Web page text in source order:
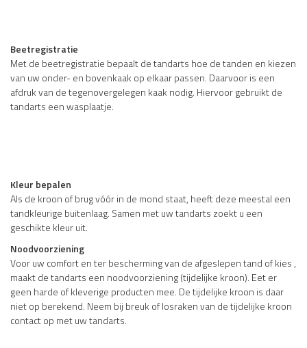
Beetregistratie
Met de beetregistratie bepaalt de tandarts hoe de tanden en kiezen
van uw onder- en bovenkaak op elkaar passen. Daarvoor is een
afdruk van de tegenovergelegen kaak nodig. Hiervoor gebruikt de
tandarts een wasplaatje.
Kleur bepalen
Als de kroon of brug vóór in de mond staat, heeft deze meestal een
tandkleurige buitenlaag. Samen met uw tandarts zoekt u een
geschikte kleur uit.
Noodvoorziening
Voor uw comfort en ter bescherming van de afgeslepen tand of kies ,
maakt de tandarts een noodvoorziening (tijdelijke kroon). Eet er
geen harde of kleverige producten mee. De tijdelijke kroon is daar
niet op berekend. Neem bij breuk of losraken van de tijdelijke kroon
contact op met uw tandarts.